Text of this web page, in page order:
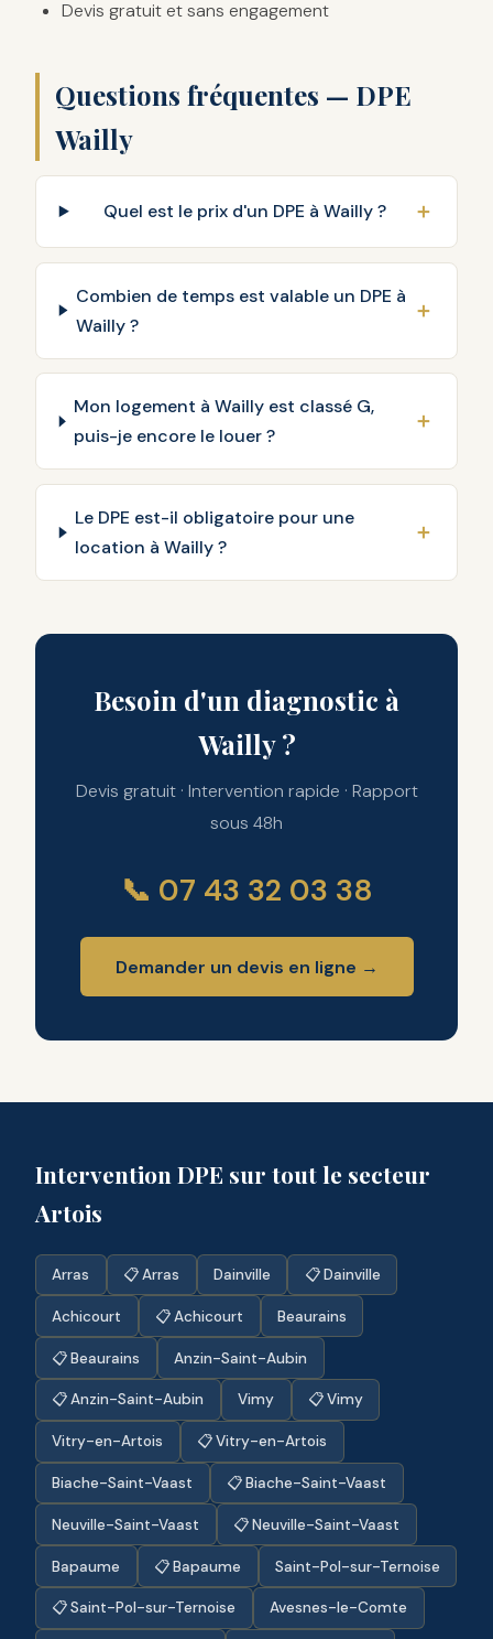
Devis gratuit et sans engagement
Questions fréquentes — DPE
Wailly
Quel est le prix d'un DPE à Wailly ?
Combien de temps est valable un DPE à
Wailly ?
Mon logement à Wailly est classé G,
puis-je encore le louer ?
Le DPE est-il obligatoire pour une
location à Wailly ?
Besoin d'un diagnostic à
Wailly ?
Devis gratuit · Intervention rapide · Rapport
sous 48h
📞 07 43 32 03 38
Demander un devis en ligne →
Intervention DPE sur tout le secteur
Artois
Arras 📋 Arras Dainville 📋 Dainville
Achicourt 📋 Achicourt Beaurains
📋 Beaurains Anzin-Saint-Aubin
📋 Anzin-Saint-Aubin Vimy 📋 Vimy
Vitry-en-Artois 📋 Vitry-en-Artois
Biache-Saint-Vaast 📋 Biache-Saint-Vaast
Neuville-Saint-Vaast 📋 Neuville-Saint-Vaast
Bapaume 📋 Bapaume Saint-Pol-sur-Ternoise
📋 Saint-Pol-sur-Ternoise Avesnes-le-Comte